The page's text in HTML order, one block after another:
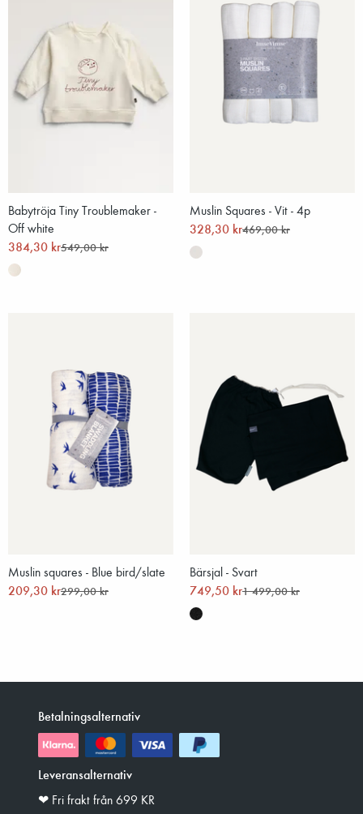
Babytröja Tiny Troublemaker -
Off white
384,30 kr549,00 kr
Muslin Squares - Vit - 4p
328,30 kr469,00 kr
Muslin squares - Blue bird/slate
209,30 kr299,00 kr
Bärsjal - Svart
749,50 kr1 499,00 kr
Betalningsalternativ
Leveransalternativ
❤︎ Fri frakt från 699 KR